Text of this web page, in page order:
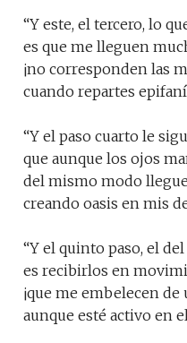
“Y este, el tercero, lo
es que me lleguen
¡no corresponden las
cuando repartes
“Y el paso cuarto le
que aunque los ojos
del mismo modo
creando oasis en mis
“Y el quinto paso, el
es recibirlos en
¡que me embelecen
aunque esté activo en